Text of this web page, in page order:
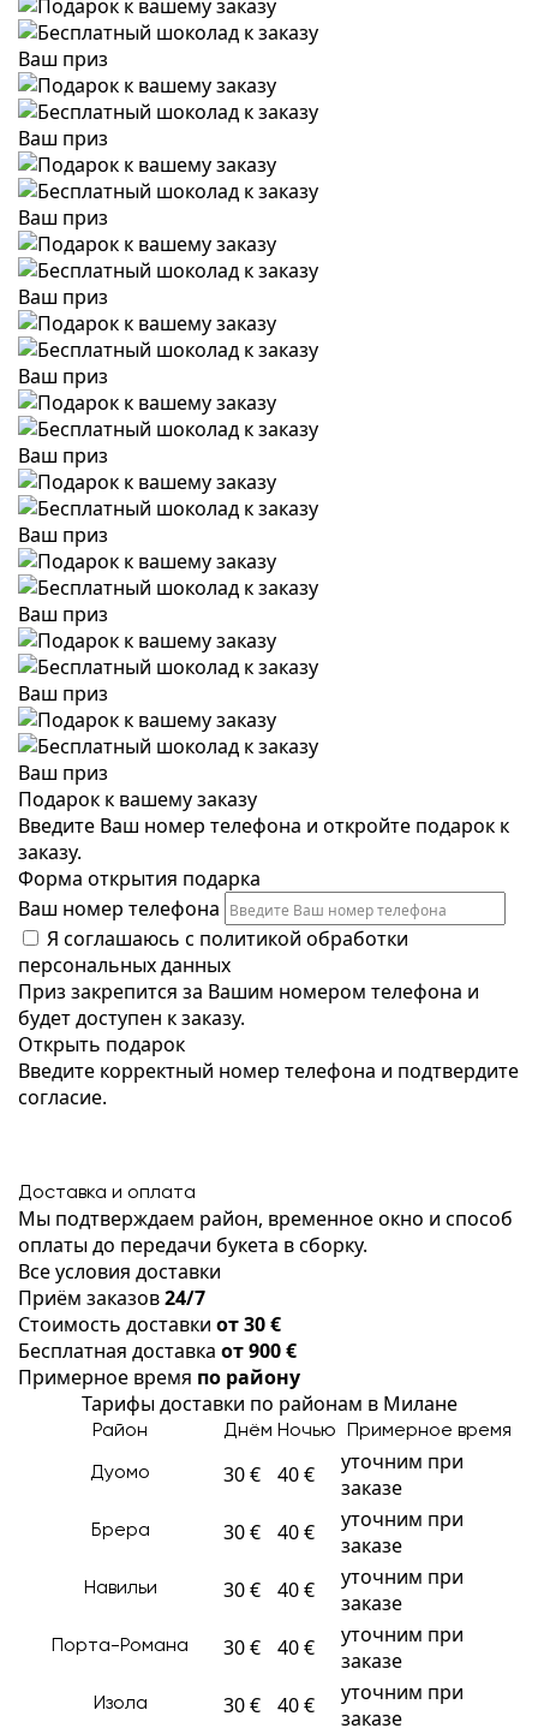
Ваш приз
Ваш приз
Ваш приз
Ваш приз
Ваш приз
Ваш приз
Ваш приз
Ваш приз
Ваш приз
Ваш приз
Подарок к вашему заказу
Введите Ваш номер телефона и откройте подарок к
заказу.
Форма открытия подарка
Ваш номер телефона
Я соглашаюсь с политикой обработки
персональных данных
Приз закрепится за Вашим номером телефона и
будет доступен к заказу.
Открыть подарок
Введите корректный номер телефона и подтвердите
согласие.
Доставка и оплата
Мы подтверждаем район, временное окно и способ
оплаты до передачи букета в сборку.
Все условия доставки
Приём заказов24/7
Стоимость доставки от 30 €
Бесплатная доставка от 900 €
Примерное время по району
Тарифы доставки по районам в Милане
Район Днём Ночью Примерное время
Дуомо 30 € 40 €
уточним при
заказе
Брера 30 € 40 €
уточним при
заказе
Навильи 30 € 40 €
уточним при
заказе
Порта-Романа 30 € 40 €
уточним при
заказе
Изола 30 € 40 €
уточним при
заказе